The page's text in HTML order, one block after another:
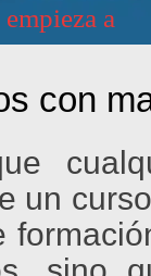
con
un